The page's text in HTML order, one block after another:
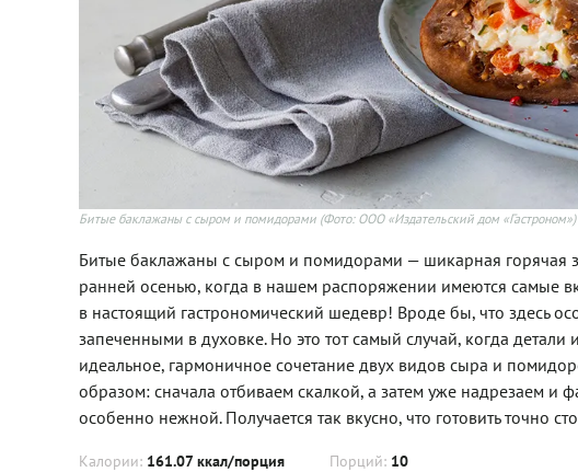
Битые баклажаны с сыром и помидорами (Фото: ООО «Издательский дом «Гастроном»)
Битые баклажаны с сыром и помидорами — шикарная горячая
ранней осенью, когда в нашем распоряжении имеются самые
в настоящий гастрономический шедевр! Вроде бы, что
запеченными в духовке. Но это тот самый случай, когда
идеальное, гармоничное сочетание двух видов сыра и
образом: сначала отбиваем скалкой, а затем уже надрезаем и
особенно нежной. Получается так вкусно, что готовить точно
Калории: 161.07 ккал/порция Порций: 10